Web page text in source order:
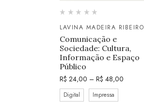
LAVINA MADEIRA RIBEIRO
Comunicação e
Sociedade: Cultura,
Informação e Espaço
Público
R$ 24,00 – R$ 48,00
Digital Impressa